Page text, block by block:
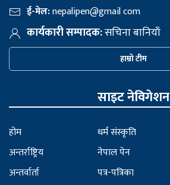
ई-मेल:nepalipen@gmail com
कार्यकारी सम्पादक:सचिना बानियाँ
हाम्रो टीम
साइट नेविगेशन
होम
अन्तर्राष्ट्रिय
अन्तर्वार्ता
धर्म संस्कृति
नेपाल पेन
पत्र-पत्रिका